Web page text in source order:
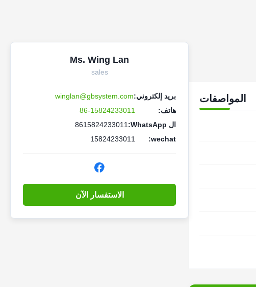
المواصفات
Ms. Wing Lan
sales
بريد إلكتروني:winglan@gbsystem.com
هاتف:
86-15824233011
ال WhatsApp:
8615824233011
wechat:
15824233011
الاستفسار الآن